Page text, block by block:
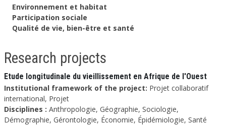
Environnement et habitat
Participation sociale
Qualité de vie, bien-être et santé
Research projects
Etude longitudinale du vieillissement en Afrique de l'Ouest
Institutional framework of the project: Projet collaboratif
international, Projet
Disciplines : Anthropologie, Géographie, Sociologie,
Démographie, Gérontologie, Économie, Épidémiologie, Santé